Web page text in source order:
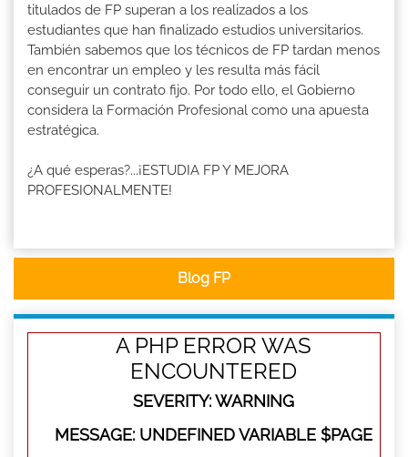
titulados de FP superan a los realizados a los
estudiantes que han finalizado estudios universitarios.
También sabemos que los técnicos de FP tardan menos
en encontrar un empleo y les resulta más fácil
conseguir un contrato fijo. Por todo ello, el Gobierno
considera la Formación Profesional como una apuesta
estratégica.
¿A qué esperas?...¡ESTUDIA FP Y MEJORA
PROFESIONALMENTE!
Blog FP
A PHP ERROR WAS
ENCOUNTERED
SEVERITY: WARNING
MESSAGE: UNDEFINED VARIABLE $PAGE